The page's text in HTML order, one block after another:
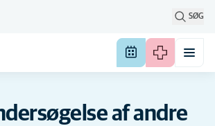
SØG
af andre